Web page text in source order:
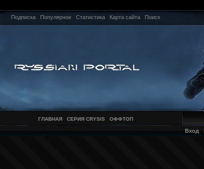
Подписка Популярное Статистика Карта сайта Поиск
ГЛАВНАЯ СЕРИЯ CRYSIS ОФФТОП
Вход